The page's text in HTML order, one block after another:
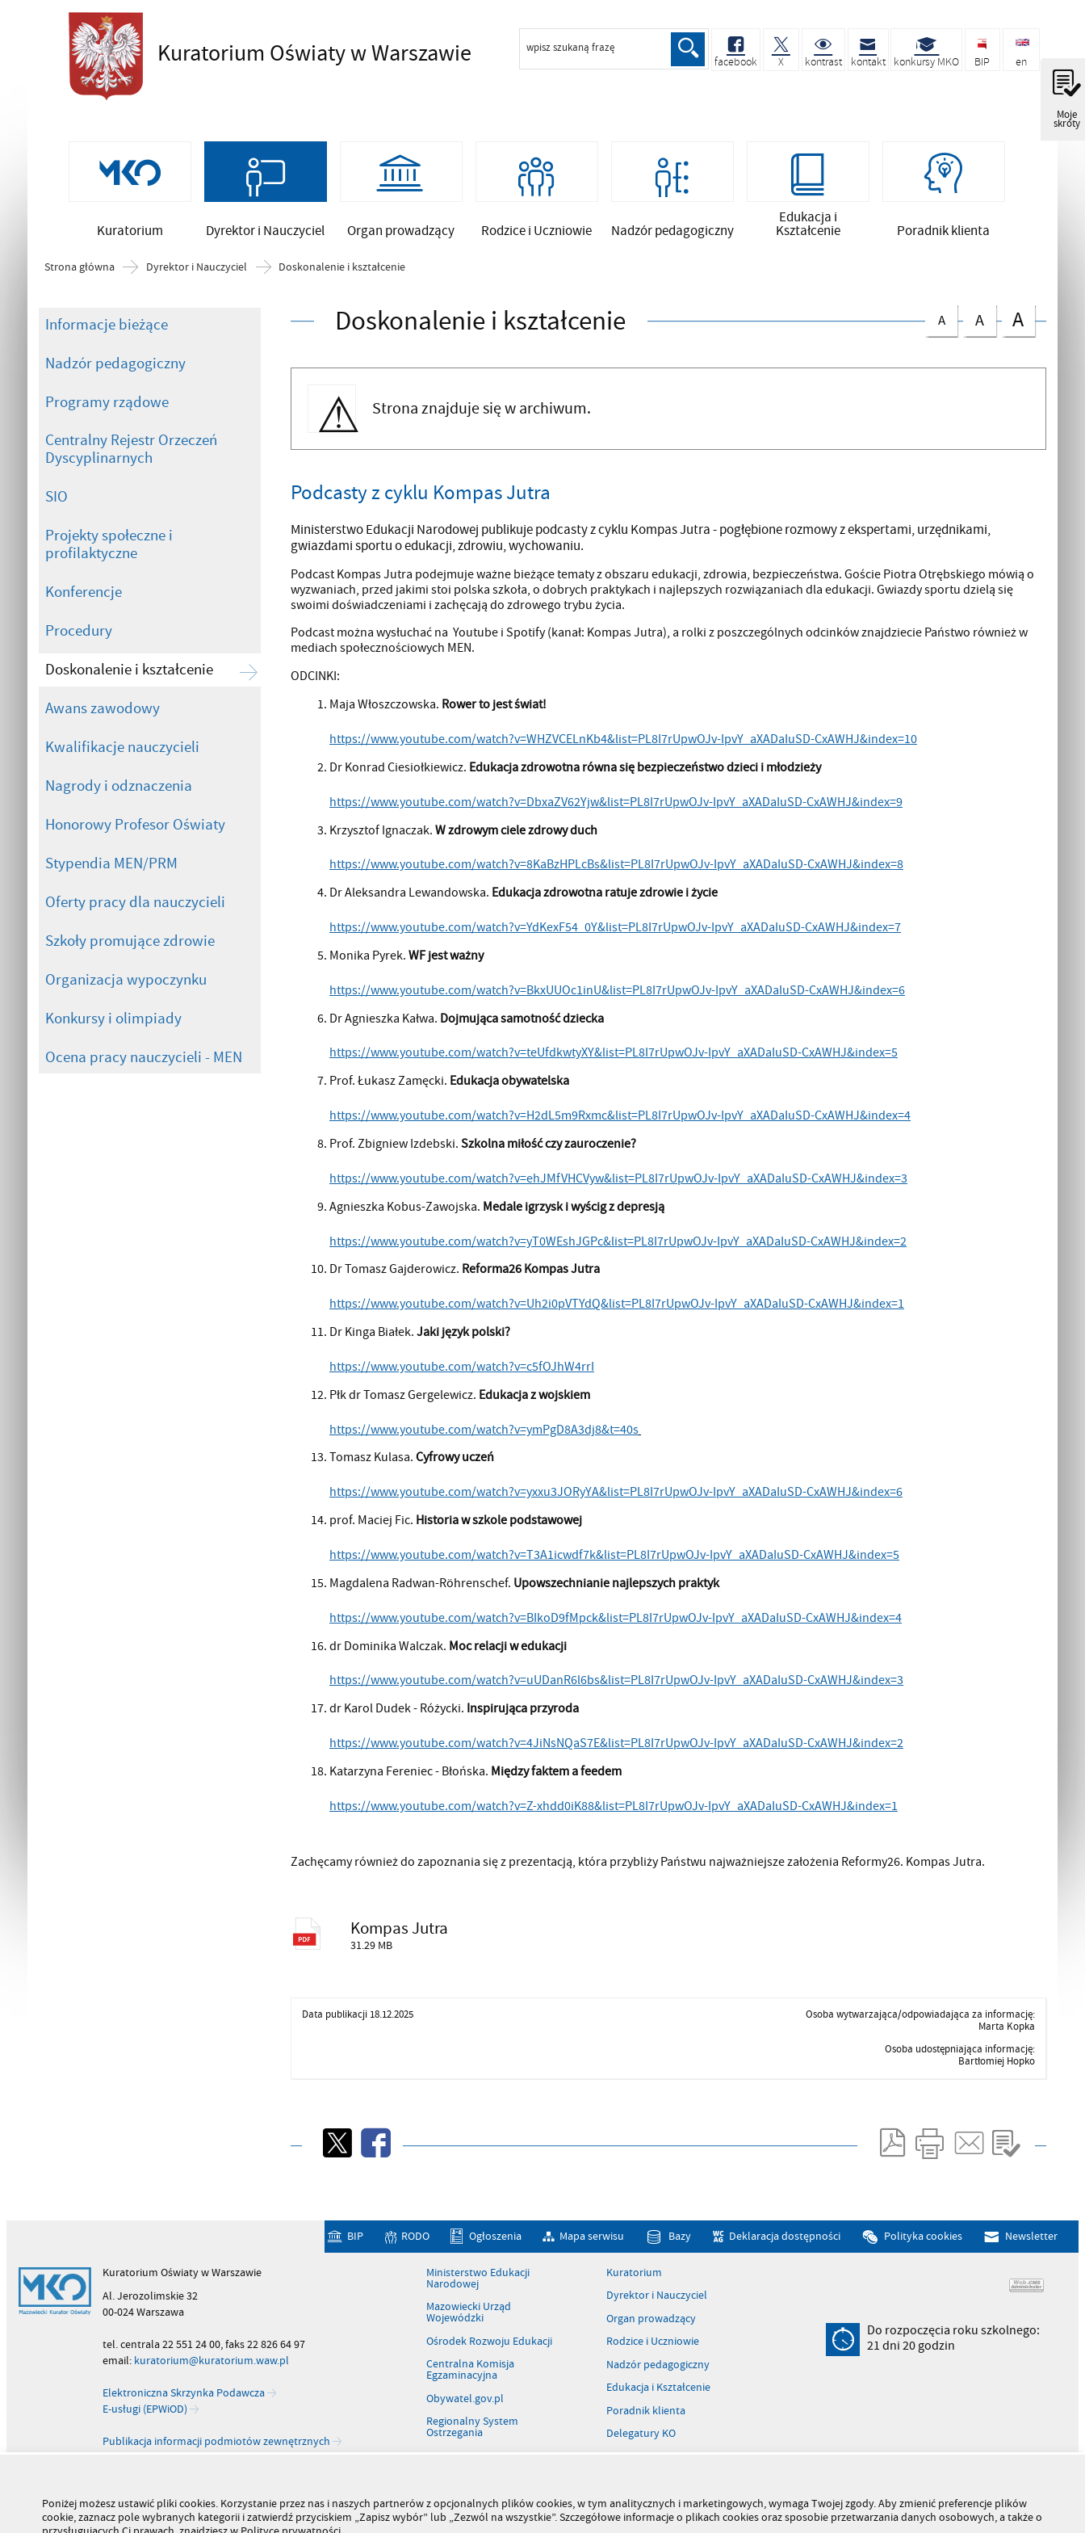
Moje
skróty
Kuratorium Oświatyw Warszawie wpisz szukaną frazę
Szukaj
facebook X kontrast kontakt konkursy MKO BIP en
Kuratorium Dyrektor i Nauczyciel Organ prowadzący Rodzice i Uczniowie Nadzór pedagogiczny
Edukacja i
Kształcenie Poradnik klienta
Strona główna Dyrektor i Nauczyciel Doskonalenie i kształcenie
Informacje bieżące
Nadzór pedagogiczny
Programy rządowe
Centralny Rejestr Orzeczeń
Dyscyplinarnych
SIO
Projekty społeczne i
profilaktyczne
Konferencje
Procedury
Doskonalenie i kształcenie
Awans zawodowy
Kwalifikacje nauczycieli
Nagrody i odznaczenia
Honorowy Profesor Oświaty
Stypendia MEN/PRM
Oferty pracy dla nauczycieli
Szkoły promujące zdrowie
Organizacja wypoczynku
Konkursy i olimpiady
Ocena pracy nauczycieli - MEN
Doskonalenie i kształcenie A A A
Strona znajduje się w archiwum.
Podcasty z cyklu Kompas Jutra
Ministerstwo Edukacji Narodowej publikuje podcasty z cyklu Kompas Jutra - pogłębione rozmowy z ekspertami, urzędnikami,
gwiazdami sportu o edukacji, zdrowiu, wychowaniu.
Podcast Kompas Jutra podejmuje ważne bieżące tematy z obszaru edukacji, zdrowia, bezpieczeństwa. Goście Piotra Otrębskiego mówią o
wyzwaniach, przed jakimi stoi polska szkoła, o dobrych praktykach i najlepszych rozwiązaniach dla edukacji. Gwiazdy sportu dzielą się
swoimi doświadczeniami i zachęcają do zdrowego trybu życia.
Podcast można wysłuchać na Youtube i Spotify (kanał: Kompas Jutra), a rolki z poszczególnych odcinków znajdziecie Państwo również w
mediach społecznościowych MEN.
ODCINKI:
Maja Włoszczowska. Rower to jest świat!
https://www.youtube.com/watch?v=WHZVCELnKb4&list=PL8I7rUpwOJv-IpvY_aXADaIuSD-CxAWHJ&index=10
Dr Konrad Ciesiołkiewicz. Edukacja zdrowotna równa się bezpieczeństwo dzieci i młodzieży
https://www.youtube.com/watch?v=DbxaZV62Yjw&list=PL8I7rUpwOJv-IpvY_aXADaIuSD-CxAWHJ&index=9
Krzysztof Ignaczak. W zdrowym ciele zdrowy duch
https://www.youtube.com/watch?v=8KaBzHPLcBs&list=PL8I7rUpwOJv-IpvY_aXADaIuSD-CxAWHJ&index=8
Dr Aleksandra Lewandowska. Edukacja zdrowotna ratuje zdrowie i życie
https://www.youtube.com/watch?v=YdKexF54_0Y&list=PL8I7rUpwOJv-IpvY_aXADaIuSD-CxAWHJ&index=7
Monika Pyrek. WF jest ważny
https://www.youtube.com/watch?v=BkxUUOc1inU&list=PL8I7rUpwOJv-IpvY_aXADaIuSD-CxAWHJ&index=6
Dr Agnieszka Kałwa. Dojmująca samotność dziecka
https://www.youtube.com/watch?v=teUfdkwtyXY&list=PL8I7rUpwOJv-IpvY_aXADaIuSD-CxAWHJ&index=5
Prof. Łukasz Zamęcki. Edukacja obywatelska
https://www.youtube.com/watch?v=H2dL5m9Rxmc&list=PL8I7rUpwOJv-IpvY_aXADaIuSD-CxAWHJ&index=4
Prof. Zbigniew Izdebski. Szkolna miłość czy zauroczenie?
https://www.youtube.com/watch?v=ehJMfVHCVyw&list=PL8I7rUpwOJv-IpvY_aXADaIuSD-CxAWHJ&index=3
Agnieszka Kobus-Zawojska. Medale igrzysk i wyścig z depresją
https://www.youtube.com/watch?v=yT0WEshJGPc&list=PL8I7rUpwOJv-IpvY_aXADaIuSD-CxAWHJ&index=2
Dr Tomasz Gajderowicz. Reforma26 Kompas Jutra
https://www.youtube.com/watch?v=Uh2i0pVTYdQ&list=PL8I7rUpwOJv-IpvY_aXADaIuSD-CxAWHJ&index=1
Dr Kinga Białek. Jaki język polski?
https://www.youtube.com/watch?v=c5fOJhW4rrI
Płk dr Tomasz Gergelewicz. Edukacja z wojskiem
https://www.youtube.com/watch?v=ymPgD8A3dj8&t=40s
Tomasz Kulasa. Cyfrowy uczeń
https://www.youtube.com/watch?v=yxxu3JORyYA&list=PL8I7rUpwOJv-IpvY_aXADaIuSD-CxAWHJ&index=6
prof. Maciej Fic. Historia w szkole podstawowej
https://www.youtube.com/watch?v=T3A1icwdf7k&list=PL8I7rUpwOJv-IpvY_aXADaIuSD-CxAWHJ&index=5
Magdalena Radwan-Röhrenschef. Upowszechnianie najlepszych praktyk
https://www.youtube.com/watch?v=BIkoD9fMpck&list=PL8I7rUpwOJv-IpvY_aXADaIuSD-CxAWHJ&index=4
dr Dominika Walczak. Moc relacji w edukacji
https://www.youtube.com/watch?v=uUDanR6l6bs&list=PL8I7rUpwOJv-IpvY_aXADaIuSD-CxAWHJ&index=3
dr Karol Dudek - Różycki. Inspirująca przyroda
https://www.youtube.com/watch?v=4JiNsNQaS7E&list=PL8I7rUpwOJv-IpvY_aXADaIuSD-CxAWHJ&index=2
Katarzyna Fereniec - Błońska. Między faktem a feedem
https://www.youtube.com/watch?v=Z-xhdd0iK88&list=PL8I7rUpwOJv-IpvY_aXADaIuSD-CxAWHJ&index=1
Zachęcamy również do zapoznania się z prezentacją, która przybliży Państwu najważniejsze założenia Reformy26. Kompas Jutra.
Kompas Jutra
31.29 MB
Data publikacji 18.12.2025
Osoba wytwarzająca/odpowiadająca za informację:
Marta Kopka
Osoba udostępniająca informację:
Bartłomiej Hopko
Kuratorium Oświaty w Warszawie
Al. Jerozolimskie 32
00-024 Warszawa
tel. centrala 22 551 24 00, faks 22 826 64 97
email: kuratorium@kuratorium.waw.pl
Elektroniczna Skrzynka Podawcza
E-usługi (EPWiOD)
Publikacja informacji podmiotów zewnętrznych
BIP RODO Ogłoszenia Mapa serwisu Bazy Deklaracja dostępności Polityka cookies Newsletter
Ministerstwo Edukacji
Narodowej
Mazowiecki Urząd
Wojewódzki
Ośrodek Rozwoju Edukacji
Centralna Komisja
Egzaminacyjna
Obywatel.gov.pl
Regionalny System
Ostrzegania
Kuratorium
Dyrektor i Nauczyciel
Organ prowadzący
Rodzice i Uczniowie
Nadzór pedagogiczny
Edukacja i Kształcenie
Poradnik klienta
Delegatury KO
Patronaty
Wolne stanowiska pracy
Kiermasz książek
Do rozpoczęcia roku szkolnego:
21 dni20 godzin
Poniżej możesz ustawić pliki cookies. Korzystanie przez nas i naszych partnerów z opcjonalnych plików cookies, w tym analitycznych i marketingowych, wymaga Twojej zgody. Aby zmienić preferencje plików
cookie, zaznacz pole wybranych kategorii i zatwierdź przyciskiem „Zapisz wybór” lub „Zezwól na wszystkie”. Szczegółowe informacje o plikach cookies oraz sposobie przetwarzania danych osobowych, a także o